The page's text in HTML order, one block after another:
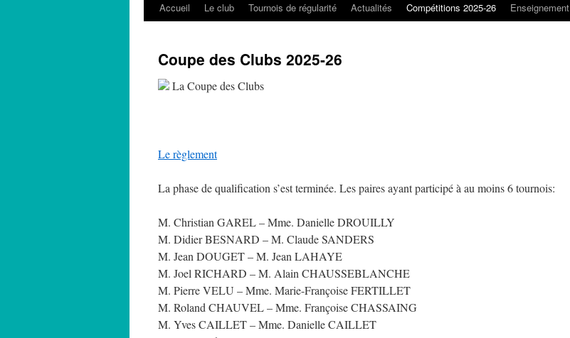
Accueil Le club Tournois de régularité Actualités Compétitions 2025-26 Enseignement
Coupe des Clubs 2025-26
La Coupe des Clubs
Le règlement
La phase de qualification s’est terminée. Les paires ayant participé à au moins 6 tournois:
M. Christian GAREL – Mme. Danielle DROUILLY
M. Didier BESNARD – M. Claude SANDERS
M. Jean DOUGET – M. Jean LAHAYE
M. Joel RICHARD – M. Alain CHAUSSEBLANCHE
M. Pierre VELU – Mme. Marie-Françoise FERTILLET
M. Roland CHAUVEL – Mme. Françoise CHASSAING
M. Yves CAILLET – Mme. Danielle CAILLET